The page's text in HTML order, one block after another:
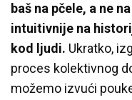
baš na pčele, a ne
intuitivnije na
kod ljudi. Ukratko,
proces kolektivnog
možemo izvući